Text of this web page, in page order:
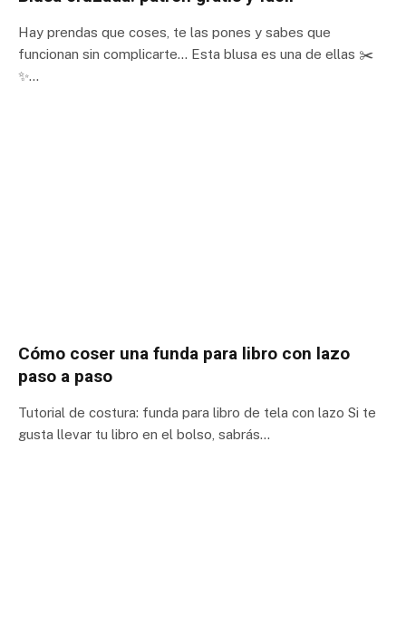
Hay prendas que coses, te las pones y sabes que
funcionan sin complicarte… Esta blusa es una de ellas ✂️
✨…
Cómo coser una funda para libro con lazo
paso a paso
Tutorial de costura: funda para libro de tela con lazo Si te
gusta llevar tu libro en el bolso, sabrás…